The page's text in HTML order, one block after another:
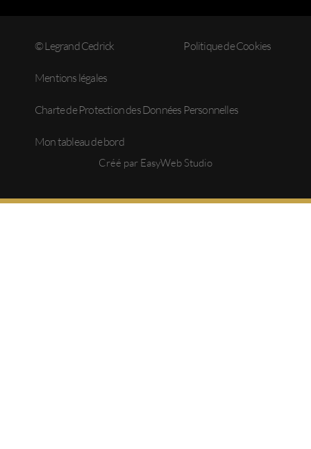
© Legrand Cedrick Politique de Cookies
Mentions légales
Charte de Protection des Données Personnelles
Mon tableau de bord
Créé par EasyWeb Studio